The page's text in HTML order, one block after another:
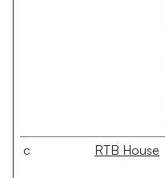
c
RTB House